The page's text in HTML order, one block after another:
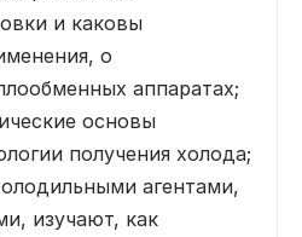
и каковы
о
аппаратах;
основы
получения холода;
агентами,
изучают, как